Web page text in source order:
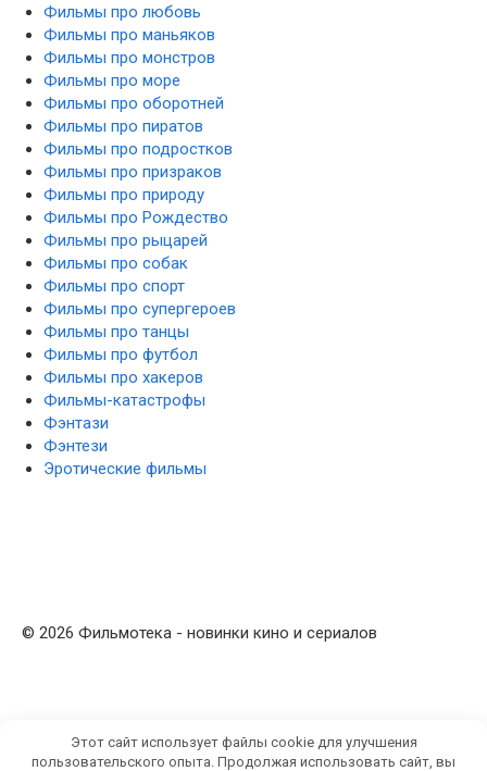
Фильмы про любовь
Фильмы про маньяков
Фильмы про монстров
Фильмы про море
Фильмы про оборотней
Фильмы про пиратов
Фильмы про подростков
Фильмы про призраков
Фильмы про природу
Фильмы про Рождество
Фильмы про рыцарей
Фильмы про собак
Фильмы про спорт
Фильмы про супергероев
Фильмы про танцы
Фильмы про футбол
Фильмы про хакеров
Фильмы-катастрофы
Фэнтази
Фэнтези
Эротические фильмы
© 2026 Фильмотека - новинки кино и сериалов
Этот сайт использует файлы cookie для улучшения
пользовательского опыта. Продолжая использовать сайт, вы